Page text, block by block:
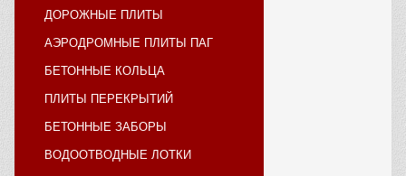
ДОРОЖНЫЕ ПЛИТЫ
АЭРОДРОМНЫЕ ПЛИТЫ ПАГ
БЕТОННЫЕ КОЛЬЦА
ПЛИТЫ ПЕРЕКРЫТИЙ
БЕТОННЫЕ ЗАБОРЫ
ВОДООТВОДНЫЕ ЛОТКИ